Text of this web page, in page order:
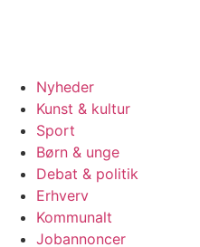
Nyheder
Kunst & kultur
Sport
Børn & unge
Debat & politik
Erhverv
Kommunalt
Jobannoncer